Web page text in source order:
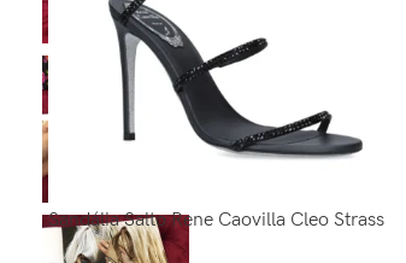
Sandália Salto Rene Caovilla Cleo Strass